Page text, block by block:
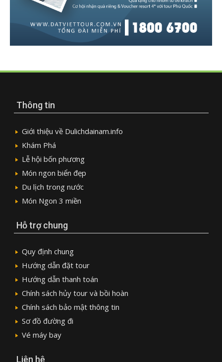
Thông tin
Giới thiệu về Dulichdainam.info
Khám Phá
Lễ hội bốn phương
Món ngon biển đẹp
Du lịch trong nước
Món Ngon 3 miền
Hỗ trợ chung
Quy định chung
Hướng dẫn đặt tour
Hướng dẫn thanh toán
Chính sách hủy tour và bồi hoàn
Chính sách bảo mật thông tin
Sơ đồ đường đi
Vé máy bay
Liên hệ